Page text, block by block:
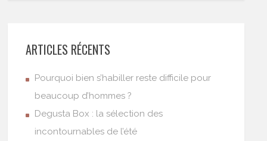
ARTICLES RÉCENTS
Pourquoi bien s’habiller reste difficile pour
beaucoup d’hommes ?
Degusta Box : la sélection des
incontournables de l’été